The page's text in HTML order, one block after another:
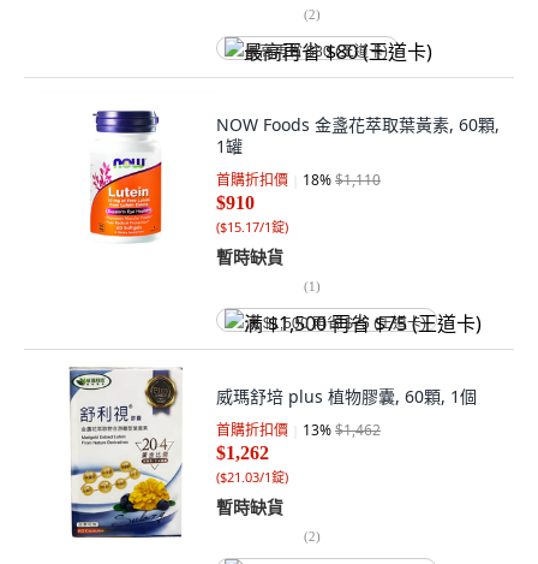
(2)
最高再省 $80 (王道卡)
NOW Foods 金盞花萃取葉黃素, 60顆,
1罐
首購折扣價 18%$1,110
$910
($15.17/1錠)
暫時缺貨
(1)
满 $1,500 再省 $75 (王道卡)
威瑪舒培 plus 植物膠囊, 60顆, 1個
首購折扣價 13%$1,462
$1,262
($21.03/1錠)
暫時缺貨
(2)